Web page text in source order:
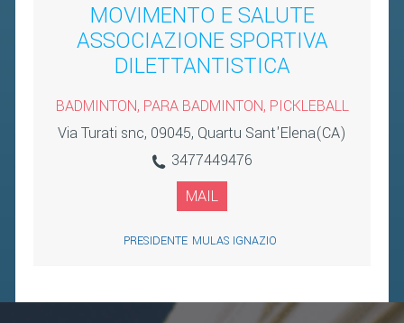
MOVIMENTO E SALUTE
ASSOCIAZIONE SPORTIVA
DILETTANTISTICA
BADMINTON, PARA BADMINTON, PICKLEBALL
Via Turati snc, 09045, Quartu Sant'Elena(CA)
3477449476
MAIL
PRESIDENTE MULAS IGNAZIO